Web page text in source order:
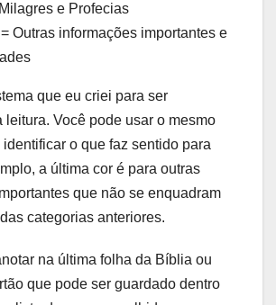
e Profecias
Outras informações importantes e
que eu criei para ser
leitura. Você pode usar o mesmo
o que faz sentido para
a última cor é para outras
que não se enquadram
categorias anteriores.
na última folha da Bíblia ou
que pode ser guardado dentro